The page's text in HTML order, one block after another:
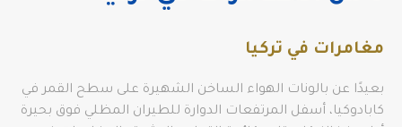
مغامرات في تركيا
بعيدًا عن بالونات الهواء الساخن الشهيرة على سطح القمر في
كابادوكيا، أسفل المرتفعات الدوارة للطيران المظلي فوق بحيرة